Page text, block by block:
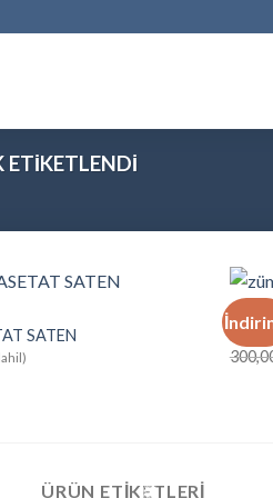
ETIKETLENDI
SATEN
ÜRÜN ETIKETLERI